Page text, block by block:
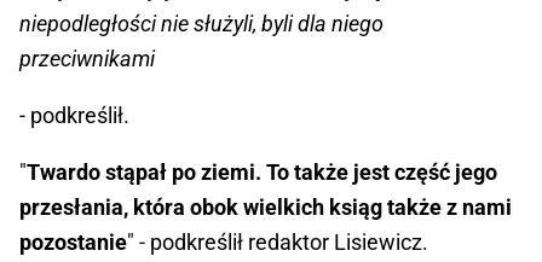
niepodległości nie służyli, byli dla niego
przeciwnikami
- podkreślił.
"Twardo stąpał po ziemi. To także jest część jego
przesłania, która obok wielkich ksiąg także z nami
pozostanie" - podkreślił redaktor Lisiewicz.